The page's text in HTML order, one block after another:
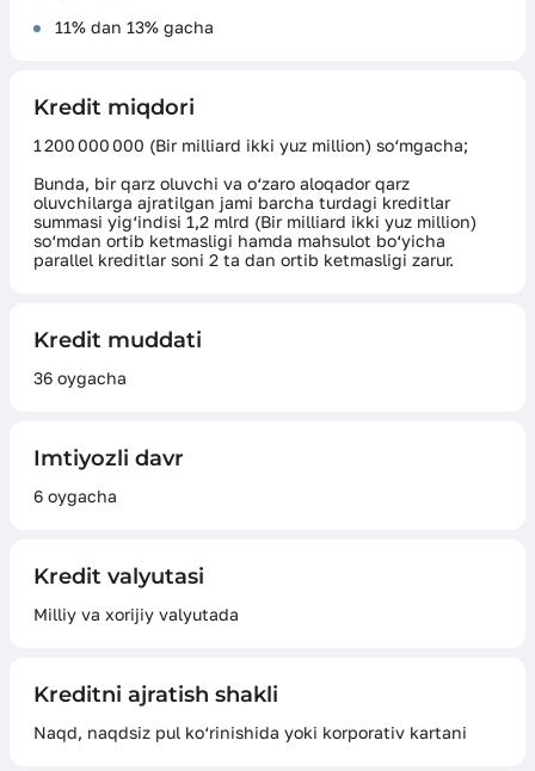
11% dan 13% gacha
Kredit miqdori
1 200 000 000 (Bir milliard ikki yuz million) so‘mgacha;
Bunda, bir qarz oluvchi va o‘zaro aloqador qarz
oluvchilarga ajratilgan jami barcha turdagi kreditlar
summasi yig‘indisi 1,2 mlrd (Bir milliard ikki yuz million)
so‘mdan ortib ketmasligi hamda mahsulot bo‘yicha
parallel kreditlar soni 2 ta dan ortib ketmasligi zarur.
Kredit muddati
36 oygacha
Imtiyozli davr
6 oygacha
Kredit valyutasi
Milliy va xorijiy valyutada
Kreditni ajratish shakli
Naqd, naqdsiz pul ko‘rinishida yoki korporativ kartani